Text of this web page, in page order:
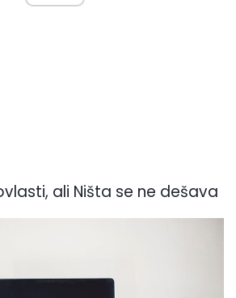
ali Ništa se ne dešava